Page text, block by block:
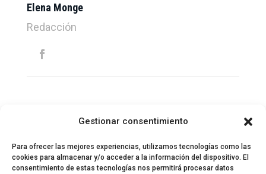
Gestionar consentimiento
Para ofrecer las mejores experiencias, utilizamos tecnologías como las
cookies para almacenar y/o acceder a la información del dispositivo. El
consentimiento de estas tecnologías nos permitirá procesar datos
Elena Monge
Redacción